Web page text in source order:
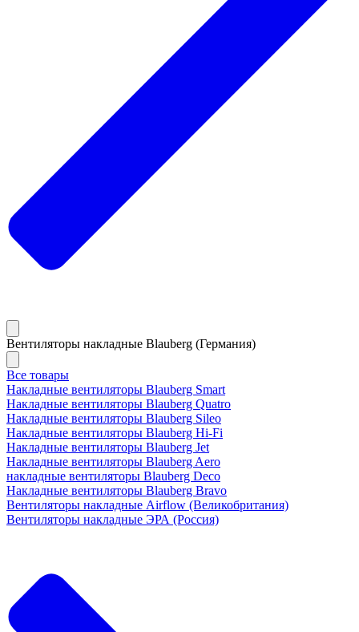
Вентиляторы накладные Blauberg (Германия)
Все товары
Накладные вентиляторы Blauberg Smart
Накладные вентиляторы Blauberg Quatro
Накладные вентиляторы Blauberg Sileo
Накладные вентиляторы Blauberg Hi-Fi
Накладные вентиляторы Blauberg Jet
Накладные вентиляторы Blauberg Aero
накладные вентиляторы Blauberg Deco
Накладные вентиляторы Blauberg Bravo
Вентиляторы накладные Airflow (Великобритания)
Вентиляторы накладные ЭРА (Россия)